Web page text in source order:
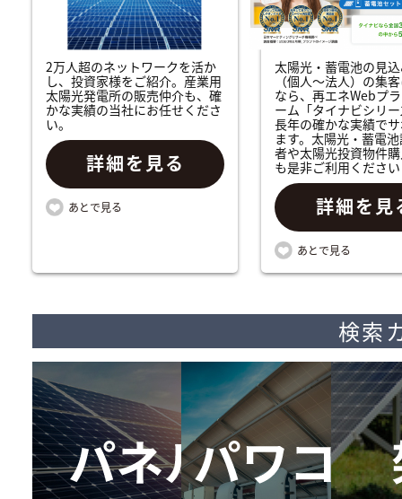
2万人超のネットワークを活か
し、投資家様をご紹介。産業用
太陽光発電所の販売仲介も、確
かな実績の当社にお任せくださ
い。
詳細を見る
太陽光・蓄電池の見
（個人～法人）の集
なら、再エネWebプ
ーム「タイナビシリ
長年の確かな実績で
ます。太陽光・蓄電
者や太陽光投資物件
も是非ご利用くださ
詳細を見
検索